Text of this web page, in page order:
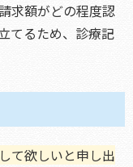
求額がどの程度認
てるため、診療記
て欲しいと申し出